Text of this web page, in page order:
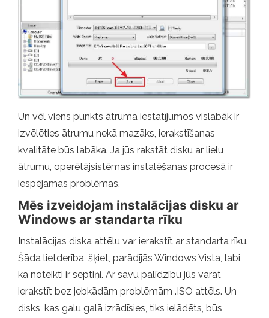
Un vēl viens punkts ātruma iestatījumos vislabāk ir
izvēlēties ātrumu nekā mazāks, ierakstīšanas
kvalitāte būs labāka. Ja jūs rakstāt disku ar lielu
ātrumu, operētājsistēmas instalēšanas procesā ir
iespējamas problēmas.
Mēs izveidojam instalācijas disku ar
Windows ar standarta rīku
Instalācijas diska attēlu var ierakstīt ar standarta rīku.
Šāda lietderība, šķiet, parādījās Windows Vista, labi,
ka noteikti ir septiņi. Ar savu palīdzību jūs varat
ierakstīt bez jebkādām problēmām .ISO attēls. Un
disks, kas galu galā izrādīsies, tiks ielādēts, būs